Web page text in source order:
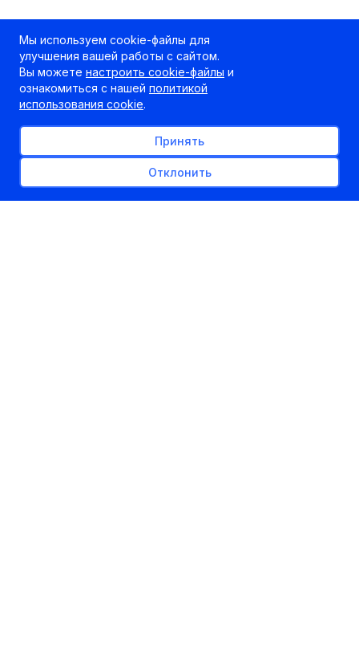
Мы используем cookie-файлы для
улучшения вашей работы с сайтом.
Вы можете настроить cookie-файлы и
ознакомиться с нашей политикой
использования cookie.
Принять
Отклонить